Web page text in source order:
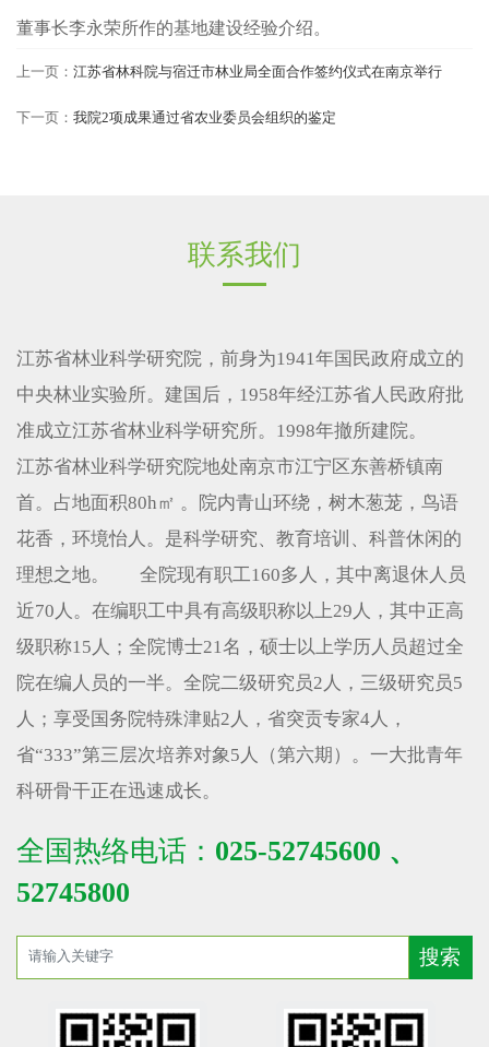
董事长李永荣所作的基地建设经验介绍。
上一页： 江苏省林科院与宿迁市林业局全面合作签约仪式在南京举行
下一页： 我院2项成果通过省农业委员会组织的鉴定
联系我们
江苏省林业科学研究院，前身为1941年国民政府成立的
中央林业实验所。建国后，1958年经江苏省人民政府批
准成立江苏省林业科学研究所。1998年撤所建院。
江苏省林业科学研究院地处南京市江宁区东善桥镇南
首。占地面积80h㎡ 。院内青山环绕，树木葱茏，鸟语
花香，环境怡人。是科学研究、教育培训、科普休闲的
理想之地。 全院现有职工160多人，其中离退休人员
近70人。在编职工中具有高级职称以上29人，其中正高
级职称15人；全院博士21名，硕士以上学历人员超过全
院在编人员的一半。全院二级研究员2人，三级研究员5
人；享受国务院特殊津贴2人，省突贡专家4人，
省“333”第三层次培养对象5人（第六期）。一大批青年
科研骨干正在迅速成长。
全国热络电话： 025-52745600 、
52745800